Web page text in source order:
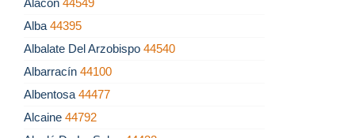
Alacón 44549
Alba 44395
Albalate Del Arzobispo 44540
Albarracín 44100
Albentosa 44477
Alcaine 44792